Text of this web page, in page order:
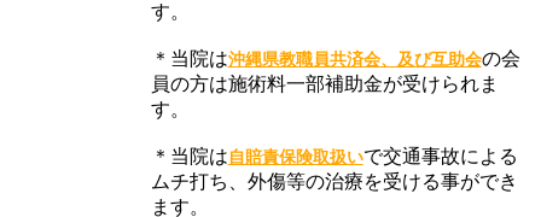
す。
＊当院は沖縄県教職員共済会、及び互助会の会
員の方は施術料一部補助金が受けられま
す。
＊当院は 自賠責保険取扱いで交通事故による
ムチ打ち、外傷等の治療を受ける事ができ
ます。